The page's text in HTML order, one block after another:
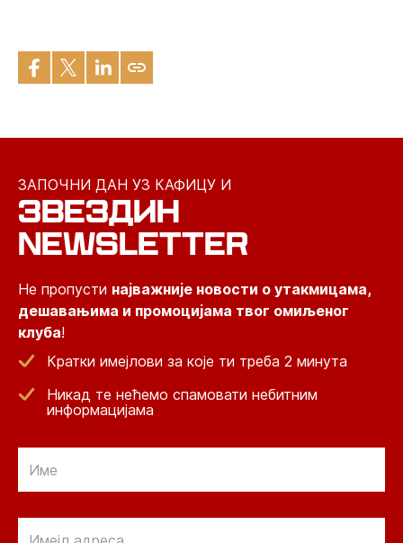
ЗАПОЧНИ ДАН УЗ КАФИЦУ И
ЗВЕЗДИН
NEWSLETTER
Не пропусти најважније новости о утакмицама,
дешавањима и промоцијама твог омиљеног
клуба!
Кратки имејлови за које ти треба 2 минута
Никад те нећемо спамовати небитним
информацијама